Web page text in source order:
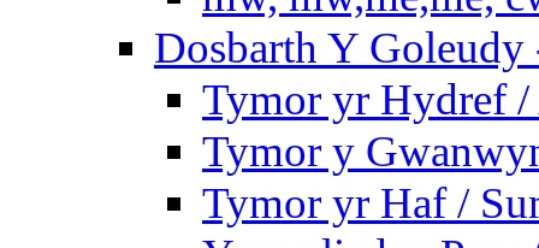
Dosbarth Y
Tymor yr Hydref
Tymor y
Tymor yr Haf /